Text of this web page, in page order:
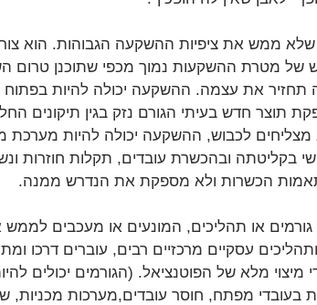
שלא ממש את ציפיות ההשקעה הגבוהות. הוא
של מטרת ההשקעות נמוך מכפי שתוכנן
תחזיר את עצמה. ההשקעה יכולה להיות
תוצר חדש בעיתי הגורם נזק בגין תיקונים
מצליחים לכבוש, ההשקעה יכולה להיות
בקליטתה ובהכשרת עובדים, תקלות חוזרות
הכשרות ולא מספקת את הנדרש ממנה.
או תהליכים, המונעים או מעכבים
עסקיים מרכזיים רבים, עוברים דרכו
מלא של הפוטנציאל. (הגורמים יכולים
בעובדי מפתח, חוסר עובדים,מערכות מכניות,